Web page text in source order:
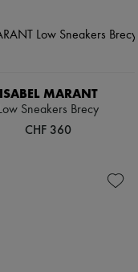
ISABEL MARANT
Sneakers Brecy
CHF 360